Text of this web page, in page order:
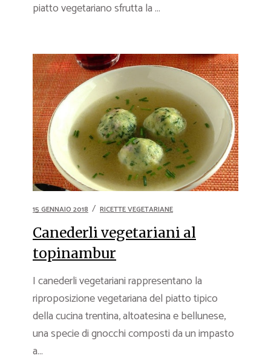
piatto vegetariano sfrutta la ...
15 GENNAIO 2018 RICETTE VEGETARIANE
Canederli vegetariani al
topinambur
I canederli vegetariani rappresentano la
riproposizione vegetariana del piatto tipico
della cucina trentina, altoatesina e bellunese,
una specie di gnocchi composti da un impasto
a...